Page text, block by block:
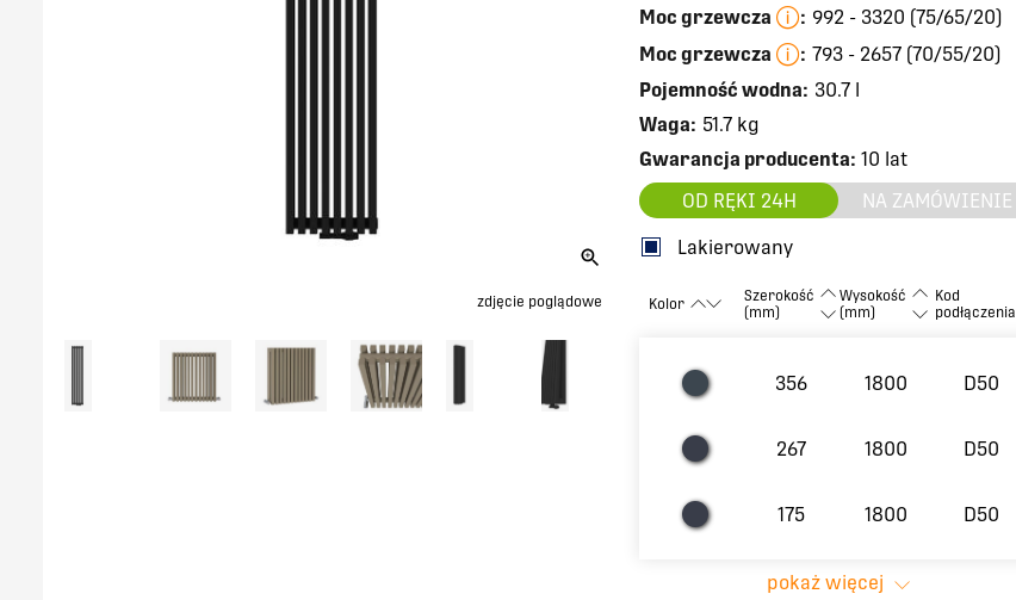
zdjęcie poglądowe
Moc grzewcza
: 992 - 3320 (75/65/20)
Moc grzewcza
: 793 - 2657 (70/55/20)
Pojemność wodna: 30.7 l
Waga: 51.7 kg
Gwarancja producenta: 10 lat
OD RĘKI 24H
NA ZAMÓWIENIE
Lakierowany
Kolor
Szerokość
(mm)
Wysokość
(mm)
Kod
podłączenia
356 1800 D50
267 1800 D50
175 1800 D50
pokaż więcej